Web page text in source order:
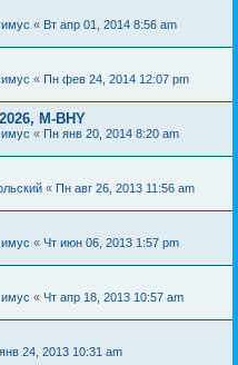
« Вт апр 01, 2014 8:56 am
« Пн фев 24, 2014 12:07 pm
M-BHY
« Пн янв 20, 2014 8:20 am
« Пн авг 26, 2013 11:56 am
« Чт июн 06, 2013 1:57 pm
« Чт апр 18, 2013 10:57 am
24, 2013 10:31 am